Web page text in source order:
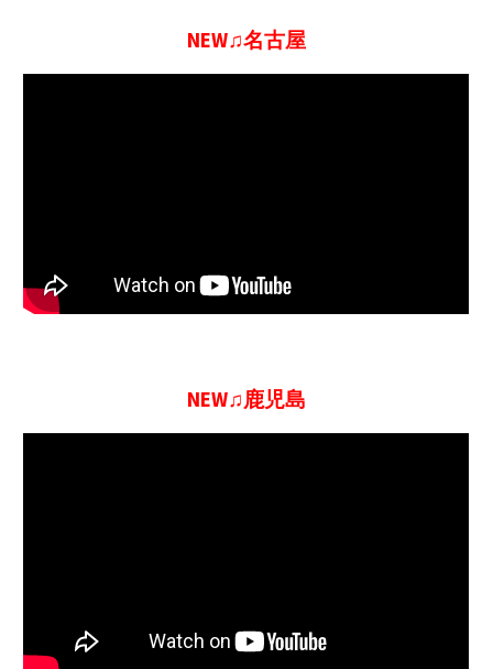
NEW♫名古屋
NEW♫鹿児島